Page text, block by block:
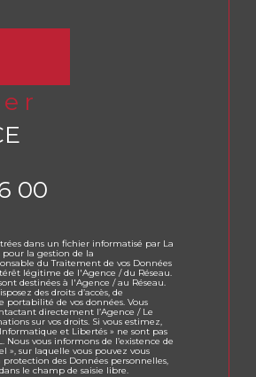
00
dans un fichier informatisé par La
la gestion de la
du Traitement de vos Données
légitime de l'Agence / du Réseau.
destinées à l'Agence / au Réseau.
des droits d’accès, de
portabilité de vos données. Vous
directement l’Agence / Le
sur vos droits. Si vous estimez,
et Libertés » ne sont pas
vous informons de l’existence de
», sur laquelle vous pouvez vous
protection des Données personnelles,
le champ de saisie libre.